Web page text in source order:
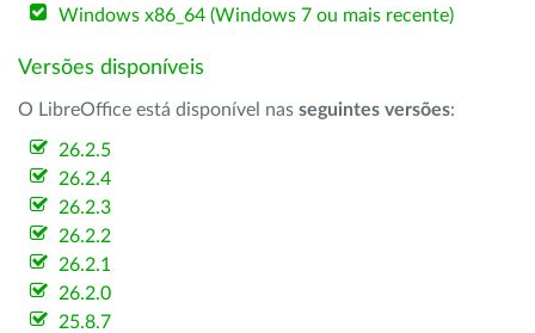
Windows x86_64 (Windows 7 ou mais recente)
Versões disponíveis
O LibreOffice está disponível nas seguintes versões:
26.2.5
26.2.4
26.2.3
26.2.2
26.2.1
26.2.0
25.8.7